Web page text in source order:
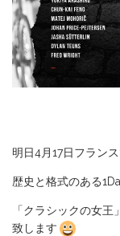
明日4月17日フラン
歴史と格式のある
「クラシックの女王
致します